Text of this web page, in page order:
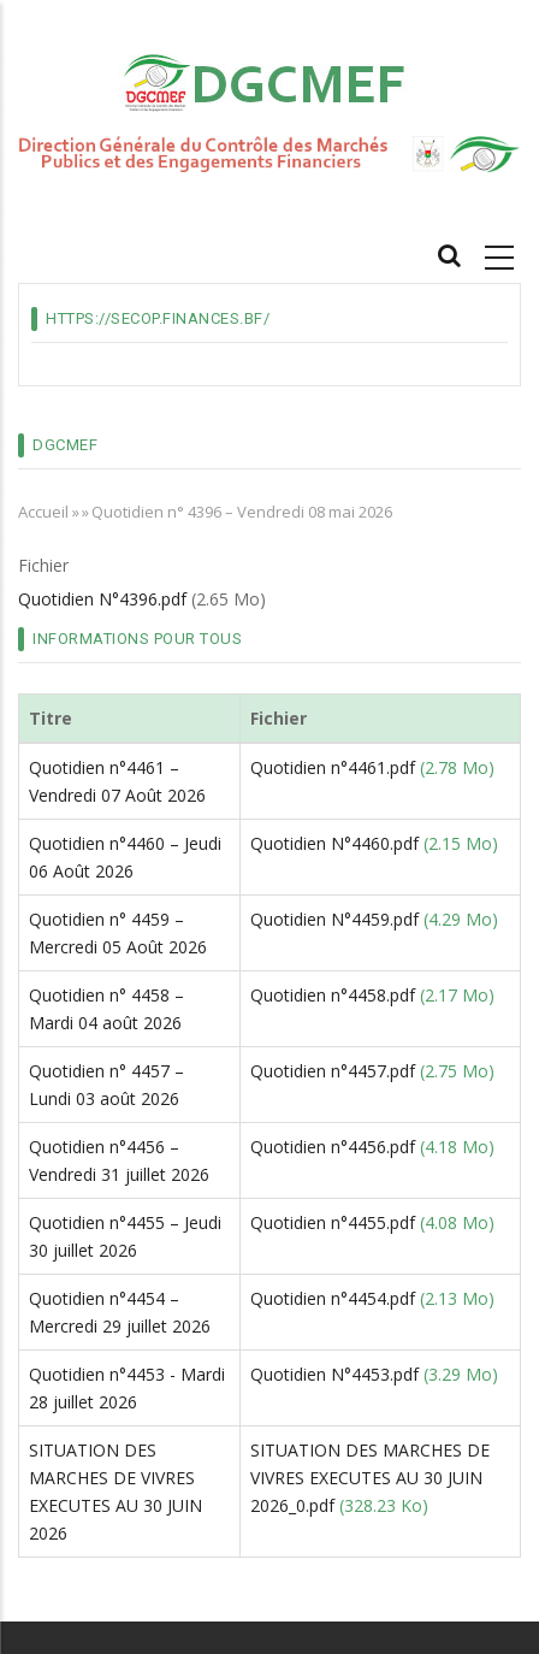
HTTPS://SECOP.FINANCES.BF/
DGCMEF
Fil
d'Ariane
Accueil »»Quotidien n° 4396 – Vendredi 08 mai 2026
Fichier
Quotidien N°4396.pdf (2.65 Mo)
INFORMATIONS POUR TOUS
Titre Fichier
Quotidien n°4461 –
Vendredi 07 Août 2026
Quotidien n°4461.pdf (2.78 Mo)
Quotidien n°4460 – Jeudi
06 Août 2026
Quotidien N°4460.pdf (2.15 Mo)
Quotidien n° 4459 –
Mercredi 05 Août 2026
Quotidien N°4459.pdf (4.29 Mo)
Quotidien n° 4458 –
Mardi 04 août 2026
Quotidien n°4458.pdf (2.17 Mo)
Quotidien n° 4457 –
Lundi 03 août 2026
Quotidien n°4457.pdf (2.75 Mo)
Quotidien n°4456 –
Vendredi 31 juillet 2026
Quotidien n°4456.pdf (4.18 Mo)
Quotidien n°4455 – Jeudi
30 juillet 2026
Quotidien n°4455.pdf (4.08 Mo)
Quotidien n°4454 –
Mercredi 29 juillet 2026
Quotidien n°4454.pdf (2.13 Mo)
Quotidien n°4453 - Mardi
28 juillet 2026
Quotidien N°4453.pdf (3.29 Mo)
SITUATION DES
MARCHES DE VIVRES
EXECUTES AU 30 JUIN
2026
SITUATION DES MARCHES DE
VIVRES EXECUTES AU 30 JUIN
2026_0.pdf (328.23 Ko)